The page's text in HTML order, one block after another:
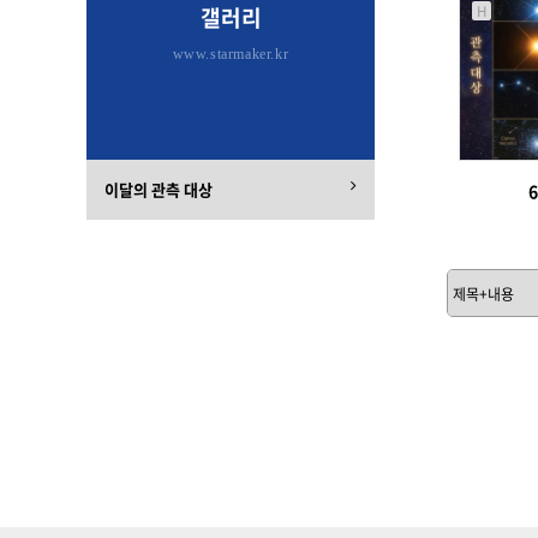
H
갤러리
www.starmaker.kr
이달의 관측 대상